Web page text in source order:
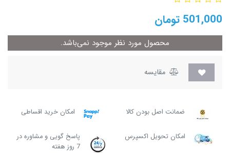
501,000 تومان
محصول مورد نظر موجود نمی‌باشد.
مقایسه
ضمانت اصل بودن کالا امکان خرید اقساطی
امکان تحویل اکسپرس
پاسخ گویی و مشاوره در
7 روز هفته